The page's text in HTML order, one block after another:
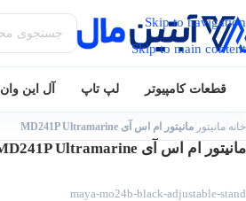
Skip to navigation
Skip to main content
قطعات کامپیوتر لپ تاپ آل این وان
خانه مانیتور مانیتور ام اس آی MD241P Ultramarine
مانیتور ام اس آی MD241P Ultramarine
maya-mo24b-black-adjustable-stand